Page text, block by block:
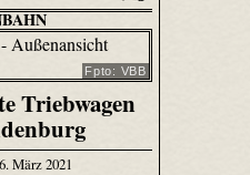
Fpto: VBB
Triebwagen
März 2021